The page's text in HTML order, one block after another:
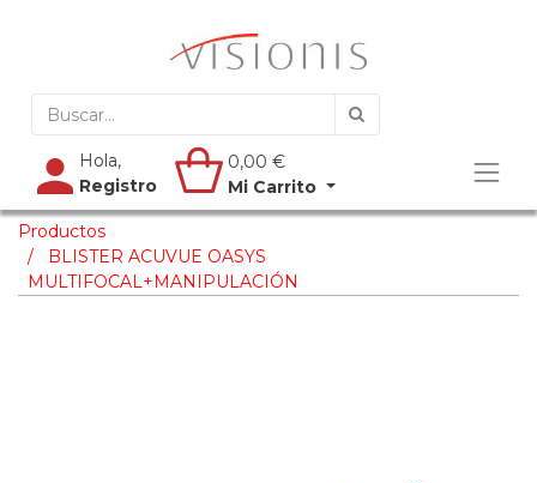
Hola,
Registro
0,00 €
Mi Carrito
Productos
BLISTER ACUVUE OASYS
MULTIFOCAL+MANIPULACIÓN